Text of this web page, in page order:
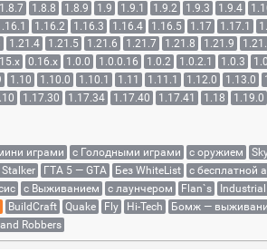
1.8.7 1.8.8 1.8.9 1.9 1.9.1 1.9.2 1.9.3 1.9.4
1.16.2 1.16.3 1.16.4 1.16.5 1.17 1.17.1
1.21.4 1.21.5 1.21.6 1.21.7 1.21.8 1.21.9
0.16.x 1.0.0 1.0.0.16 1.0.2 1.0.2.1 1.0.3
1.10 1.10.0 1.10.1 1.11 1.11.1 1.12.0 1.13.0
1.17.30 1.17.34 1.17.40 1.17.41 1.18 1.19.0
играми с Голодными играми с оружием
ГТА 5 — GTA Без WhiteList с бесплатной
с Выживанием с лаунчером Flan`s
BuildCraft Quake Fly Hi-Tech Бомж —
Robbers